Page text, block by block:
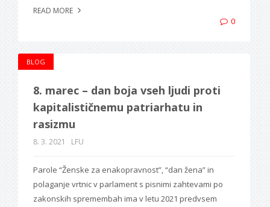
READ MORE
0
BLOG
8. marec – dan boja vseh ljudi proti
kapitalističnemu patriarhatu in
rasizmu
8. 3. 2021 LFU
Parole “Ženske za enakopravnost”, “dan žena” in
polaganje vrtnic v parlament s pisnimi zahtevami po
zakonskih spremembah ima v letu 2021 predvsem